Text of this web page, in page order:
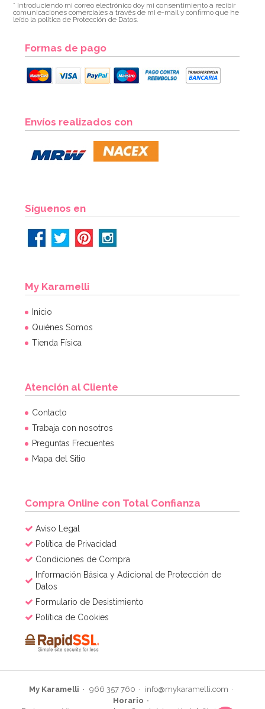
* Introduciendo mi correo electrónico doy mi consentimiento a recibir
comunicaciones comerciales a través de mi e-mail y confirmo que he
leído la política de Protección de Datos.
Formas de pago
Envíos realizados con
Síguenos en
My Karamelli
Inicio
Quiénes Somos
Tienda Física
Atención al Cliente
Contacto
Trabaja con nosotros
Preguntas Frecuentes
Mapa del Sitio
Compra Online con Total Confianza
Aviso Legal
Política de Privacidad
Condiciones de Compra
Información Básica y Adicional de Protección de
Datos
Formulario de Desistimiento
Política de Cookies
My Karamelli 966 357 760
info@mykaramelli.com
Horario